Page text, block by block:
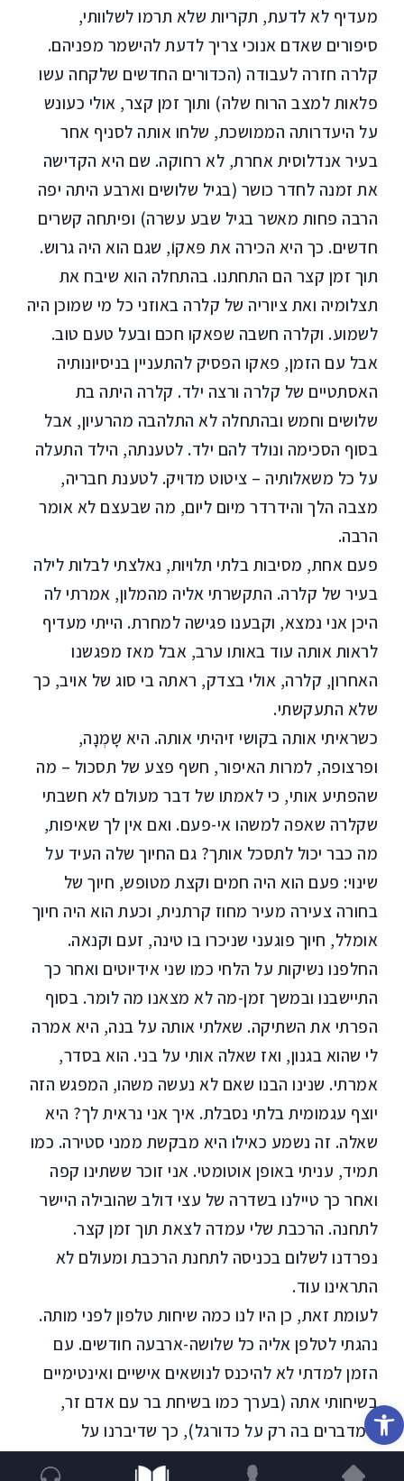
פתח סרגל נגישות
מעדיף לא לדעת, תקריות שלא תרמו לשלוותי,
סיפורים שאדם אנוכי צריך לדעת להישמר מפניהם.
קלרה חזרה לעבודה (הכדורים החדשים שלקחה עשו
פלאות למצב הרוח שלה) ותוך זמן קצר, אולי כעונש
על היעדרותה הממושכת, שלחו אותה לסניף אחר
בעיר אנדלוסית אחרת, לא רחוקה. שם היא הקדישה
את זמנה לחדר כושר (בגיל שלושים וארבע היתה יפה
הרבה פחות מאשר בגיל שבע עשרה) ופיתחה קשרים
חדשים. כך היא הכירה את פּאקוֹ, שגם הוא היה גרוש.
תוך זמן קצר הם התחתנו. בהתחלה הוא שיבח את
תצלומיה ואת ציוריה של קלרה באוזני כל מי שמוכן היה
לשמוע. וקלרה חשבה שפאקו חכם ובעל טעם טוב.
אבל עם הזמן, פאקו הפסיק להתעניין בניסיונותיה
האסתטיים של קלרה ורצה ילד. קלרה היתה בת
שלושים וחמש ובהתחלה לא התלהבה מהרעיון, אבל
בסוף הסכימה ונולד להם ילד. לטענתה, הילד התעלה
על כל משאלותיה – ציטוט מדויק. לטענת חבריה,
מצבה הלך והידרדר מיום ליום, מה שבעצם לא אומר
הרבה.
פעם אחת, מסיבות בלתי תלויות, נאלצתי לבלות לילה
בעיר של קלרה. התקשרתי אליה מהמלון, אמרתי לה
היכן אני נמצא, וקבענו פגישה למחרת. הייתי מעדיף
לראות אותה עוד באותו ערב, אבל מאז מפגשנו
האחרון, קלרה, אולי בצדק, ראתה בי סוג של אויב, כך
שלא התעקשתי.
כשראיתי אותה בקושי זיהיתי אותה. היא שָמְנָה,
ופרצופה, למרות האיפור, חשף פצע של תסכול – מה
שהפתיע אותי, כי לאמתו של דבר מעולם לא חשבתי
שקלרה שאפה למשהו אי-פעם. ואם אין לך שאיפות,
מה כבר יכול לתסכל אותך? גם החיוך שלה העיד על
שינוי: פעם הוא היה חמים וקצת מטופש, חיוך של
בחורה צעירה מעיר מחוז קרתנית, וכעת הוא היה חיוך
אומלל, חיוך פוגעני שניכרו בו טינה, זעם וקנאה.
החלפנו נשיקות על הלחי כמו שני אידיוטים ואחר כך
התיישבנו ובמשך זמן-מה לא מצאנו מה לומר. בסוף
הפרתי את השתיקה. שאלתי אותה על בנה, היא אמרה
לי שהוא בגנון, ואז שאלה אותי על בני. הוא בסדר,
אמרתי. שנינו הבנו שאם לא נעשה משהו, המפגש הזה
יוצף עגמומית בלתי נסבלת. איך אני נראית לך? היא
שאלה. זה נשמע כאילו היא מבקשת ממני סטירה. כמו
תמיד, עניתי באופן אוטומטי. אני זוכר ששתינו קפה
ואחר כך טיילנו בשדרה של עצי דולב שהובילה היישר
לתחנה. הרכבת שלי עמדה לצאת תוך זמן קצר.
נפרדנו לשלום בכניסה לתחנת הרכבת ומעולם לא
התראינו עוד.
לעומת זאת, כן היו לנו כמה שיחות טלפון לפני מותה.
נהגתי לטלפן אליה כל שלושה-ארבעה חודשים. עם
הזמן למדתי לא להיכנס לנושאים אישיים ואינטימיים
בשיחותי אתה (בערך כמו בשיחת בר עם אדם זר,
שמדברים בה רק על כדורגל), כך שדיברנו על
משפחה (משפחה מופשטת כמו שיר קוביסטי) על בית